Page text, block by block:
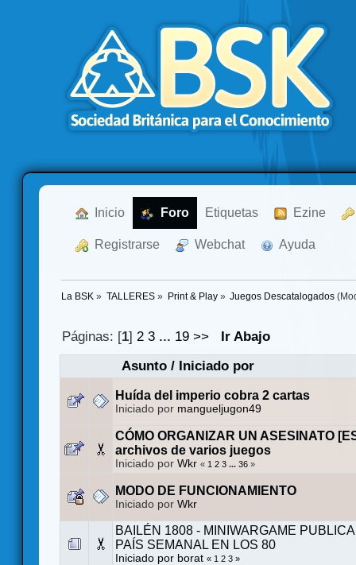
Inicio Foro Etiquetas Ezine
Registrarse Webchat Ayuda
La BSK » TALLERES» Print & Play» Juegos Descatalogados
Páginas: [1]2 3 ... 19 >>
Ir Abajo
Asunto/ Iniciado por
Huída del imperio cobra 2 cartas
Iniciado por mangueljugon49
CÓMO ORGANIZAR UN ASESINATO
archivos de varios juegos
Iniciado por Wkr « 1 2 3 ... 36 »
MODO DE FUNCIONAMIENTO
Iniciado por Wkr
BAILÉN 1808 - MINIWARGAME
PAÍS SEMANAL EN LOS 80
Iniciado por borat « 1 2 3 »